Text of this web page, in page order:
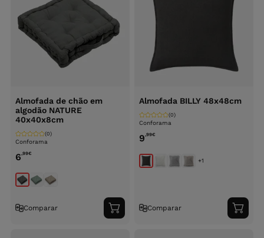
Almofada de chão em
algodão NATURE
40x40x8cm
Conforama
(0)
6,99€
Comparar
Adicionar
ao
Almofada BILLY 48x48cm
Conforama
(0)
9,99€
+1
Comparar
ao